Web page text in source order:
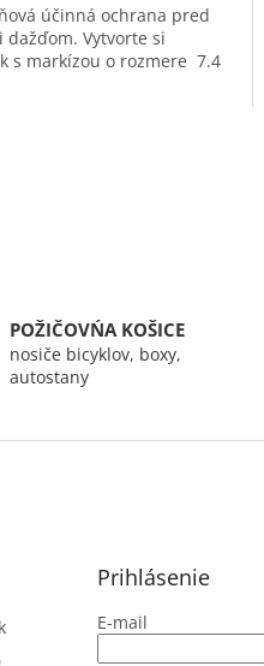
účinná ochrana pred
dažďom. Vytvorte si
s markízou o rozmere 7.4
e
p
r
v
y
POŽIČOVŃA KOŠICE
nosiče bicyklov, boxy,
autostany
Prihlásenie
E-mail